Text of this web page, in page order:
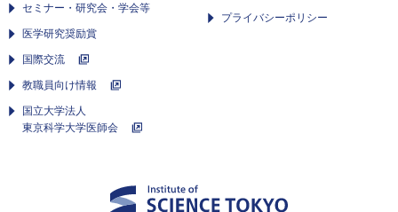
セミナー・研究会・学会等
医学研究奨励賞
国際交流
教職員向け情報
国立大学法人
東京科学大学医師会
プライバシーポリシー